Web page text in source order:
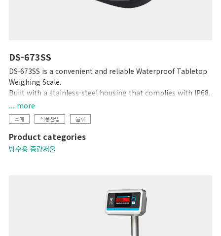
DS-673SS
DS-673SS is a convenient and reliable Waterproof Tabletop
Weighing Scale.
Built with a stainless-steel housing that complies with IP68,
this scale is totally waterproof and washable, making it the
perfect choice for any environment. The bright LED display
ensures accuracy and easy visibility, even in dark or
underwater settings, and its low profile makes loading and
unloading objects faster and easier.
... more
소매 식품산업 물류
Product categories
방수용 중량저울